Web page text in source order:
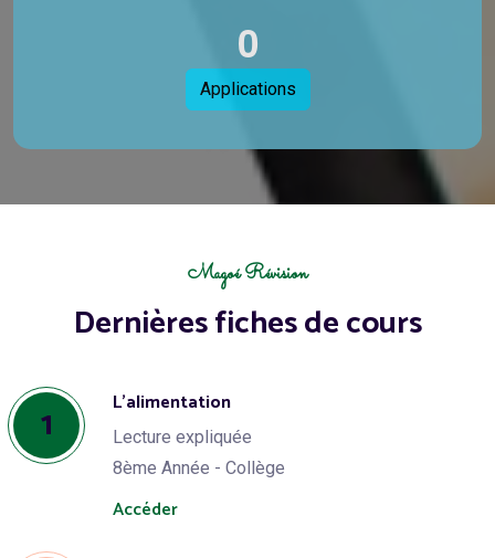
0
Applications
Magoé Révision
Dernières fiches de cours
1 L’alimentation
Lecture expliquée
8ème Année - Collège
Accéder